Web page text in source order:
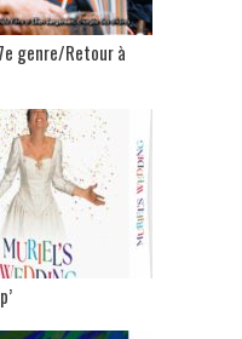
genre/Retour à